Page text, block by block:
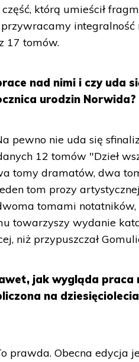
którą umieścił
integralność
17 tomów.
nad nimi i czy uda
urodzin Norwida?
pewno nie uda się
12 tomów "Dzieł
tomy dramatów, dwa
tom prozy
tomami
towarzyszy wydanie
niż przypuszczał
jak wygląda
na
prawda. Obecna edycja